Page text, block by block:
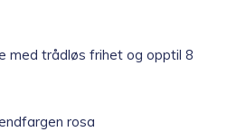
med trådløs frihet og opptil 8
rosa